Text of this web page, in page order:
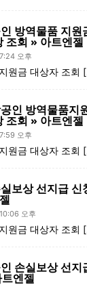
방역물품 지
조회 » 아트엔젤
오후
원금 대상자 조회
인 방역물품지
조회 » 아트엔젤
오후
원금 대상자 조회
보상 선지급 신
오후
원금 대상자 조회
손실보상 선지
엔젤